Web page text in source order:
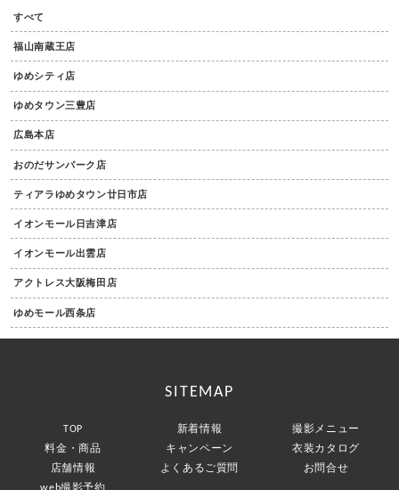
すべて
福山南蔵王店
ゆめシティ店
ゆめタウン三豊店
広島本店
おのだサンパーク店
ティアラゆめタウン廿日市店
イオンモール日吉津店
イオンモール出雲店
アクトレス大阪梅田店
ゆめモール西条店
SITEMAP
TOP 新着情報
撮影メニュー
料金・商品
キャンペーン
衣装カタログ
店舗情報
よくあるご質問
お問合せ